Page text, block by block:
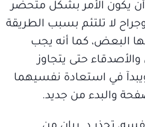
أن يكون الأمر بشكل متحضر
لا تلتئم بسبب الطريقة
البعض، كما أنه يجب
والأصدقاء حتى يتجاوز
في استعادة نفسيهما
والبدء من جديد.